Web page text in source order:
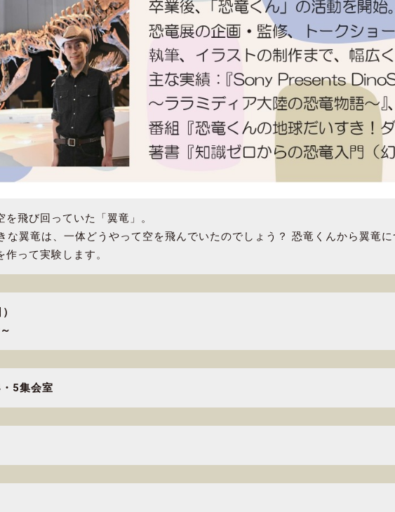
飛び回っていた「翼竜」。
な翼竜は、一体どうやって空を飛んでいたのでしょう？ 恐竜くんから翼竜
って実験します。
5集会室